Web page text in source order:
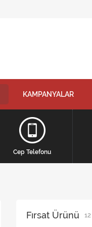
KAMPANYALAR
Cep Telefonu
Fırsat Ürünü 12